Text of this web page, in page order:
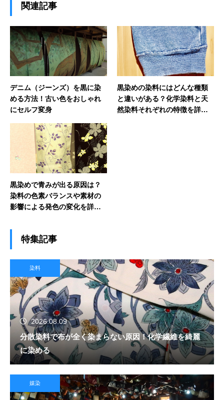
関連記事
デニム（ジーンズ）を黒に染
める方法！古い色をおしゃれ
にセルフ変身
黒染めの染料にはどんな種類
と違いがある？化学染料と天
然染料それぞれの特徴を詳し
黒染めで青みが出る原因は？
染料の色素バランスや素材の
影響による発色の変化を詳し
特集記事
染料
2026.08.09
分散染料で布が全く染まらない原因！化学繊維を綺麗
に染める
媒染